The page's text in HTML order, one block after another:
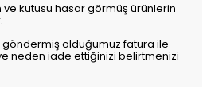
kutusu hasar görmüş ürünlerin
göndermiş olduğumuz fatura ile
neden iade ettiğinizi belirtmenizi